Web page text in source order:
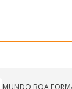
MUNDO BOA